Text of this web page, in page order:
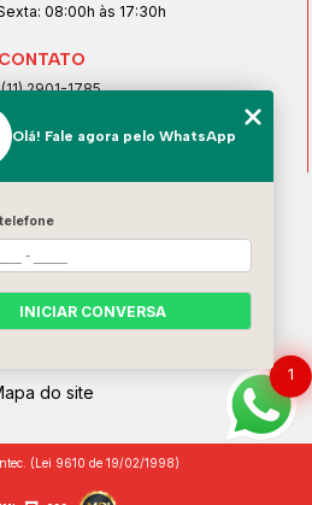
08:00h às 17:30h
CONTATO
2901-1785
99239-1832
Home
Empresa
SERVIÇOS
Contato
Mapa do site
(Lei 9610 de 19/02/1998)
1
Olá! Fale agora pelo WhatsApp
INICIAR CONVERSA